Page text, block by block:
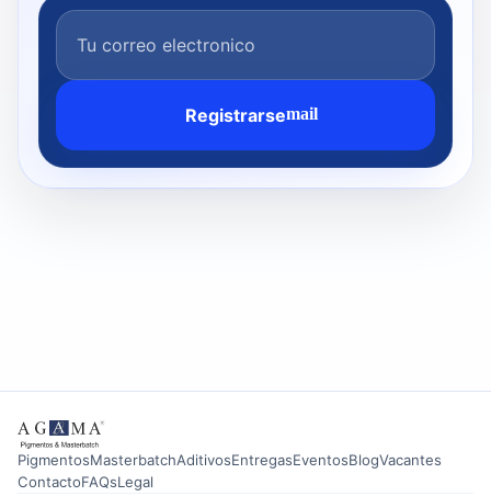
Registrarsemail
PigmentosMasterbatchAditivosEntregasEventosBlogVacantes
ContactoFAQsLegal